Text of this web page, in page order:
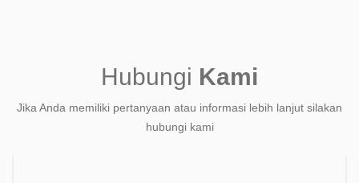
Hubungi Kami
Jika Anda memiliki pertanyaan atau informasi lebih lanjut silakan
hubungi kami